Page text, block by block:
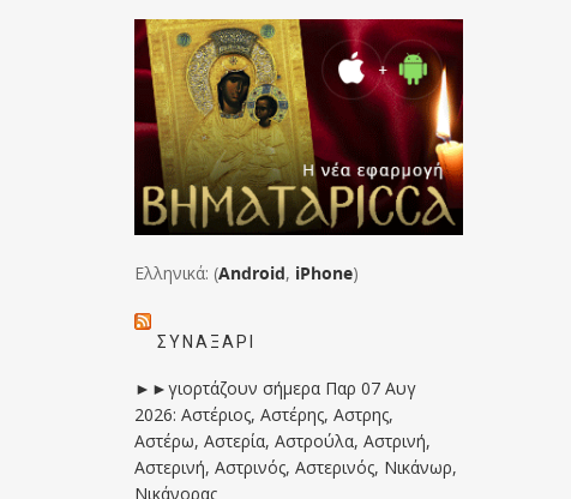
Ελληνικά: (Android, iPhone)
ΣΥΝΑΞΆΡΙ
►►γιορτάζουν σήμερα Παρ 07 Αυγ
2026: Αστέριος, Αστέρης, Αστρης,
Αστέρω, Αστερία, Αστρούλα, Αστρινή,
Αστερινή, Αστρινός, Αστερινός, Νικάνωρ,
Νικάνορας